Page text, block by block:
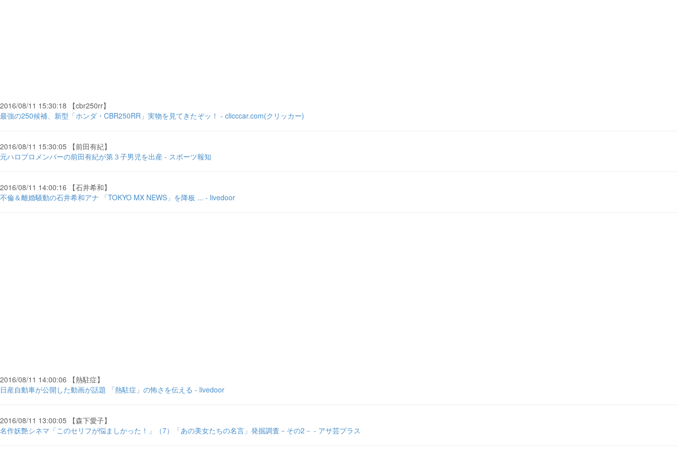
2016/08/11 15:30:18 【cbr250rr】
最強の250候補、新型「ホンダ・CBR250RR」実物を見てきたぞッ！ - clicccar.com(クリッカー)
2016/08/11 15:30:05 【前田有紀】
元ハロプロメンバーの前田有紀が第３子男児を出産 - スポーツ報知
2016/08/11 14:00:16 【石井希和】
不倫＆離婚騒動の石井希和アナ 「TOKYO MX NEWS」を降板 ... - livedoor
2016/08/11 14:00:06 【熱駐症】
日産自動車が公開した動画が話題 「熱駐症」の怖さを伝える - livedoor
2016/08/11 13:00:05 【森下愛子】
名作妖艶シネマ「このセリフが悩ましかった！」（7）「あの美女たちの名言」発掘調査－その2－ - アサ芸プラス